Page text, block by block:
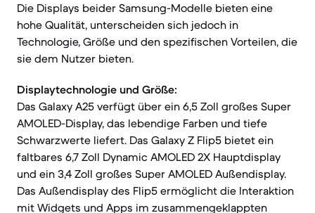
Die Displays beider Samsung-Modelle bieten eine
hohe Qualität, unterscheiden sich jedoch in
Technologie, Größe und den spezifischen Vorteilen, die
sie dem Nutzer bieten.
Displaytechnologie und Größe:
Das Galaxy A25 verfügt über ein 6,5 Zoll großes Super
AMOLED-Display, das lebendige Farben und tiefe
Schwarzwerte liefert. Das Galaxy Z Flip5 bietet ein
faltbares 6,7 Zoll Dynamic AMOLED 2X Hauptdisplay
und ein 3,4 Zoll großes Super AMOLED Außendisplay.
Das Außendisplay des Flip5 ermöglicht die Interaktion
mit Widgets und Apps im zusammengeklappten